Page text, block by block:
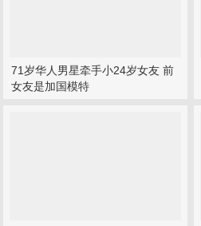
71岁华人男星牵手小24岁女友 前
女友是加国模特